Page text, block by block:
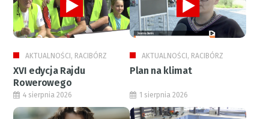
AKTUALNOŚCI, RACIBÓRZ
XVI edycja Rajdu
Rowerowego
AKTUALNOŚCI, RACIBÓRZ
Plan na klimat
4 sierpnia 2026 1 sierpnia 2026